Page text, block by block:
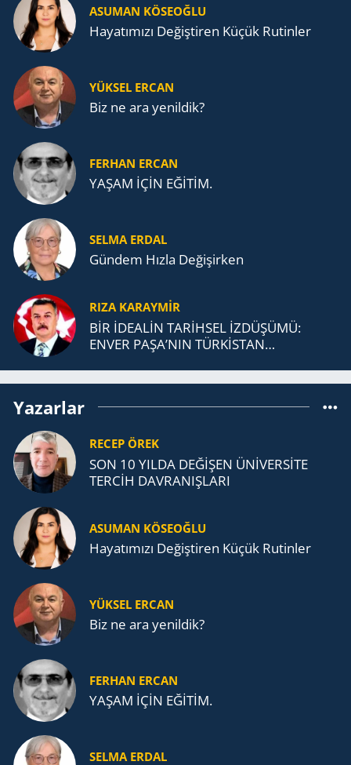
ASUMAN KÖSEOĞLU
Ha­ya­tı­mı­zı De­ğiş­ti­ren Küçük Ru­tin­ler
YÜKSEL ERCAN
Biz ne ara yenildik?
FERHAN ERCAN
YAŞAM İÇİN EĞİTİM.
SELMA ERDAL
Gündem Hızla Değişirken
RIZA KARAYMIR
BİR İDEALİN TARİHSEL İZDÜŞÜMÜ:
ENVER PAŞA’NIN TÜRKİSTAN
Yazarlar
RECEP ÖREK
SON 10 YILDA DEĞİŞEN ÜNİVERSİTE
TERCİH DAVRANIŞLARI
ASUMAN KÖSEOĞLU
Ha­ya­tı­mı­zı De­ğiş­ti­ren Küçük Ru­tin­ler
YÜKSEL ERCAN
Biz ne ara yenildik?
FERHAN ERCAN
YAŞAM İÇİN EĞİTİM.
SELMA ERDAL